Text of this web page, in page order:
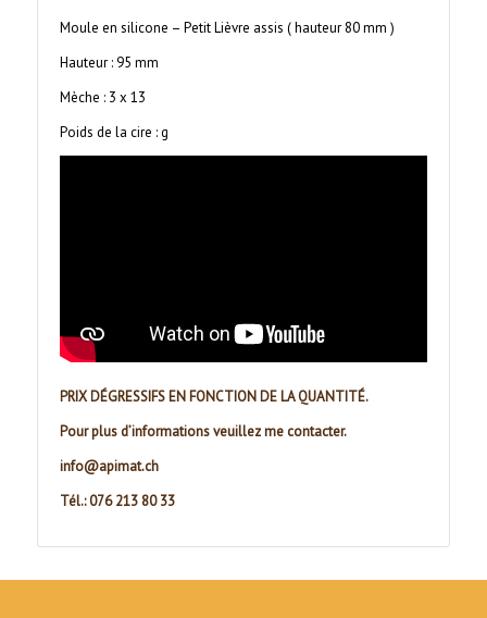
Moule en silicone – Petit Lièvre assis ( hauteur 80 mm )
Hauteur : 95 mm
Mèche : 3 x 13
Poids de la cire : g
PRIX DÉGRESSIFS EN FONCTION DE LA QUANTITÉ.
Pour plus d’informations veuillez me contacter.
info@apimat.ch
Tél.: 076 213 80 33